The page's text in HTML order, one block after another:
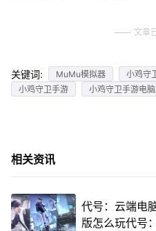
文章
关键词: MuMu模拟器 小鸡守
小鸡守卫手游
小鸡守卫手游电
相关资讯
代号：云端电
版怎么玩代号